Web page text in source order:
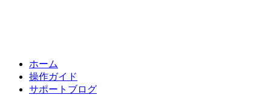
ホーム
操作ガイド
サポートブログ